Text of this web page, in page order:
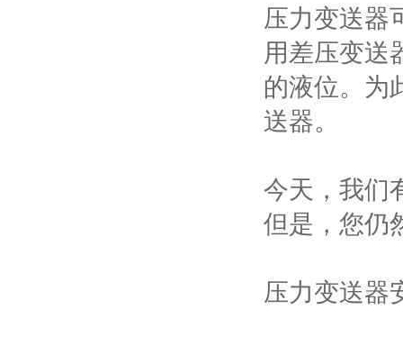
压力变送器
用差压变送
的液位。为
送器。
今天，我们
但是，您仍
压力变送器